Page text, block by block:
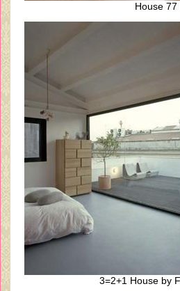
House
3=2+1 House by